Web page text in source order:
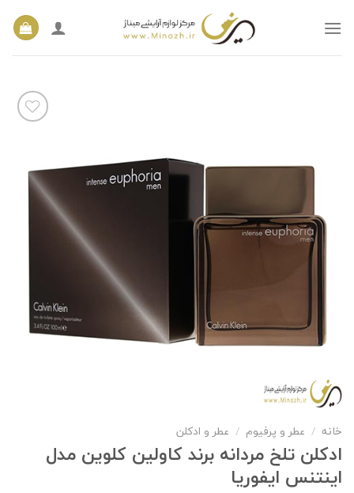
افزودن
به
علاقه
مندی
خانه / عطر و پرفیوم / عطر و ادکلن
ادکلن تلخ مردانه برند کاولین کلوین مدل
اینتنس ایفوریا